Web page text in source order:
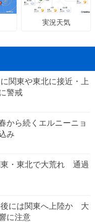
実況天気
関東や東北に接近・上
警戒
ら続くエルニーニョ
み
・東北で大荒れ 通過
後には関東へ上陸か 大
に注意